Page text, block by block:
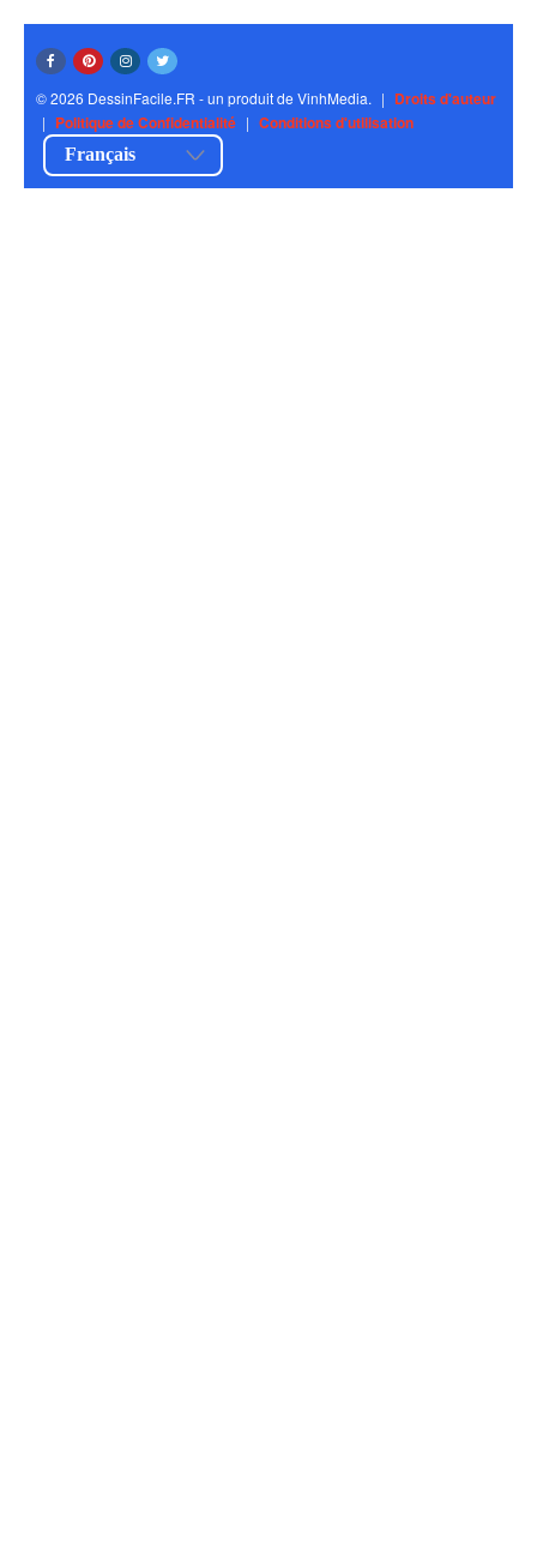
© 2026 DessinFacile.FR - un produit de VinhMedia. | Droits d'auteur
| Politique de Confidentialité | Conditions d'utilisation
Français